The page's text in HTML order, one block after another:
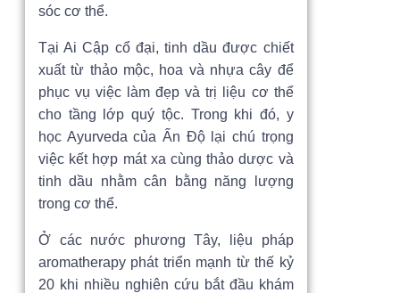
sóc cơ thể.
Tại Ai Cập cổ đại, tinh dầu được chiết
xuất từ thảo mộc, hoa và nhựa cây để
phục vụ việc làm đẹp và trị liệu cơ thể
cho tầng lớp quý tộc. Trong khi đó, y
học Ayurveda của Ấn Độ lại chú trọng
việc kết hợp mát xa cùng thảo dược và
tinh dầu nhằm cân bằng năng lượng
trong cơ thể.
Ở các nước phương Tây, liệu pháp
aromatherapy phát triển mạnh từ thế kỷ
20 khi nhiều nghiên cứu bắt đầu khám